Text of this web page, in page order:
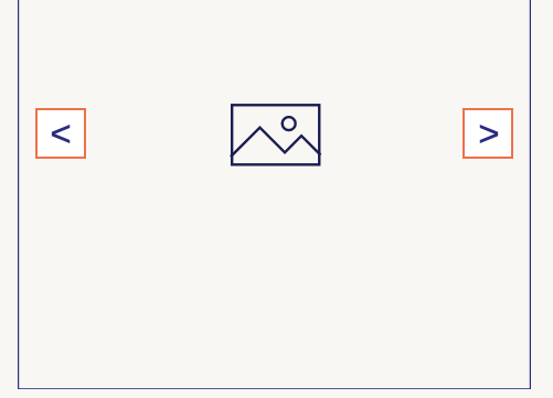
< >